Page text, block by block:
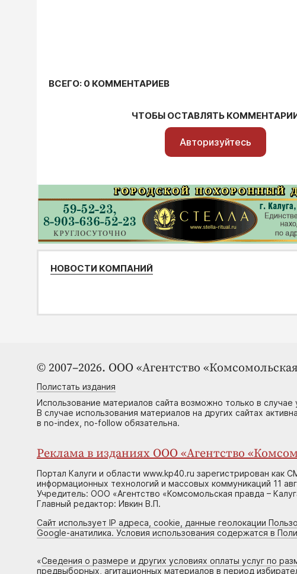
ВСЕГО: 0 КОММЕНТАРИЕВ
ЧТОБЫ ОСТАВЛЯТЬ
Авторизуйтесь
НОВОСТИ КОМПАНИЙ
© 2007–2026. ООО «Агентство
Полистать издания
Использование материалов сайта возможно только в
В случае использования материалов на других сайтах
в no-index, no-follow обязательна.
Реклама в изданиях ООО «Агентство
Портал Калуги и области www.kp40.ru зарегистрирован как
информационных технологий и массовых коммуникаций 11
Учредитель: ООО «Агентство «Комсомольская правда –
Главный редактор: Ивкин В.П.
Сайт использует IP адреса, cookie, данные геолокации
Google-анатилика. Условия использования содержатся в
«Сведения о размере и других условиях оплаты услуг по
предвыборных, агитационных материалов в период